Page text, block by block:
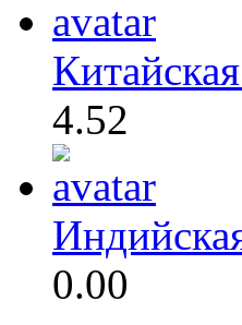
4.52
0.00